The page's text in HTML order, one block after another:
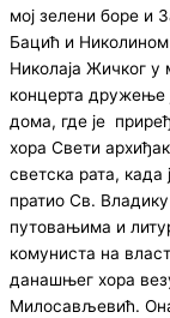
мој зелени боре и
Бацић и
Николаја Жичког у
концерта дружење
дома, где је
хора Свети
светска рата, када
пратио Св.
путовањима и
комуниста на
данашњег хора
Милосављевић.